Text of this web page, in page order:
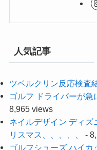
人気記事
ツベルクリン反応検査
ゴルフ ドライバーが
8,965 views
ネイルデザイン ディズ
リスマス、、、、、
-
ゴルフシューズ ハイカ